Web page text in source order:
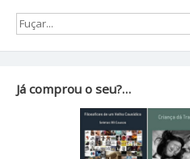
Já comprou o seu?…